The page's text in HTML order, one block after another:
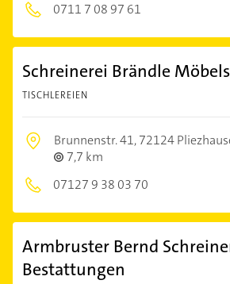
0711 7 08 97 61
Schreinerei Brändle
TISCHLEREIEN
Brunnenstr. 41,72124
7,7 km
07127 9 38 03 70
Armbruster Bernd
Bestattungen